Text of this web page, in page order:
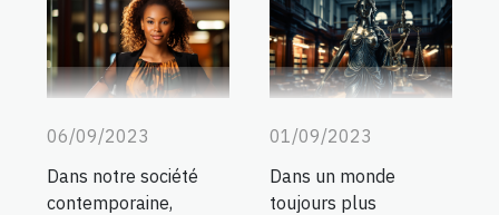
06/09/2023
Dans notre société
contemporaine,
01/09/2023
Dans un monde
toujours plus